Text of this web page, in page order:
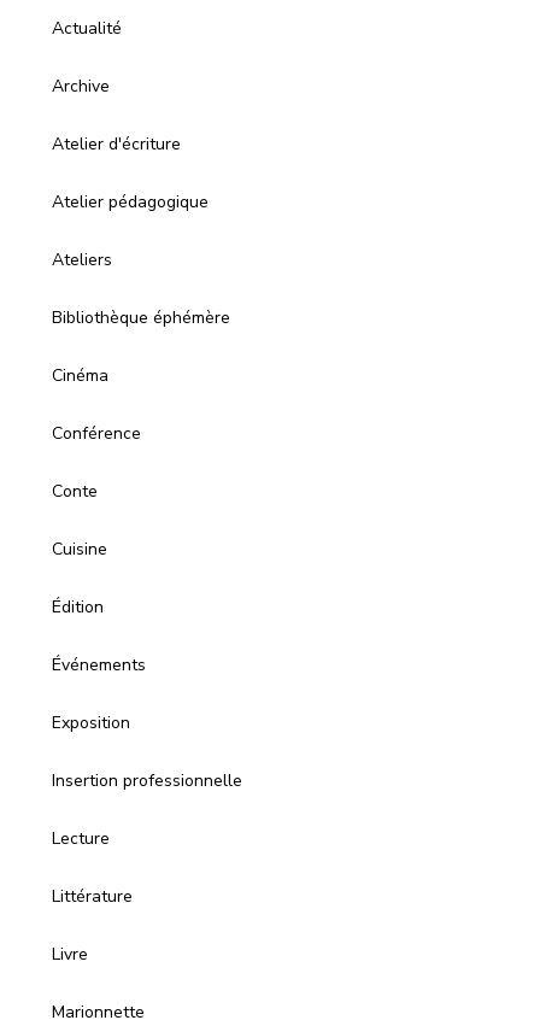
Actualité
Archive
Atelier d'écriture
Atelier pédagogique
Ateliers
Bibliothèque éphémère
Cinéma
Conférence
Conte
Cuisine
Édition
Événements
Exposition
Insertion professionnelle
Lecture
Littérature
Livre
Marionnette